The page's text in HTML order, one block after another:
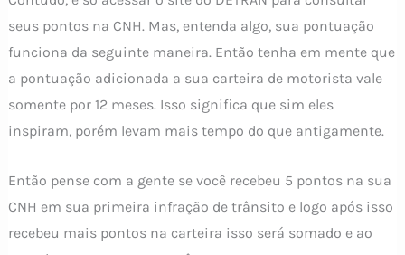
seus pontos na CNH. Mas, entenda algo, sua pontuação
funciona da seguinte maneira. Então tenha em mente que
a pontuação adicionada a sua carteira de motorista vale
somente por 12 meses. Isso significa que sim eles
inspiram, porém levam mais tempo do que antigamente.
Então pense com a gente se você recebeu 5 pontos na sua
CNH em sua primeira infração de trânsito e logo após isso
recebeu mais pontos na carteira isso será somado e ao